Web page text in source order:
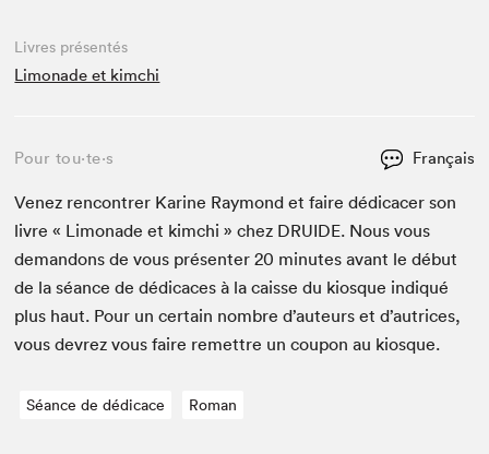
Livres présentés
Limonade et kimchi
Pour tou⋅te⋅s Français
Venez ren­con­tr­er Karine Ray­mond et faire dédi­cac­er son
livre « Limon­ade et kim­chi » chez DRUIDE. Nous vous
deman­dons de vous présen­ter20 min­utes avant le début
de la séance de dédi­caces à la caisse du kiosque indiqué
plus haut. Pour un cer­tain nom­bre d’auteurs et d’autrices,
vous devrez vous faire remet­tre un coupon au kiosque.
Séance de dédicace Roman